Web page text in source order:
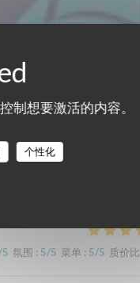
制想要激活的内容。
个性化
氛围 : 5/5 菜单 : 5/5 质价比